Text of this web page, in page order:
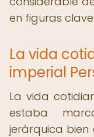
en figuras
La vida
imperial
La vida
estaba
jerárquica bien